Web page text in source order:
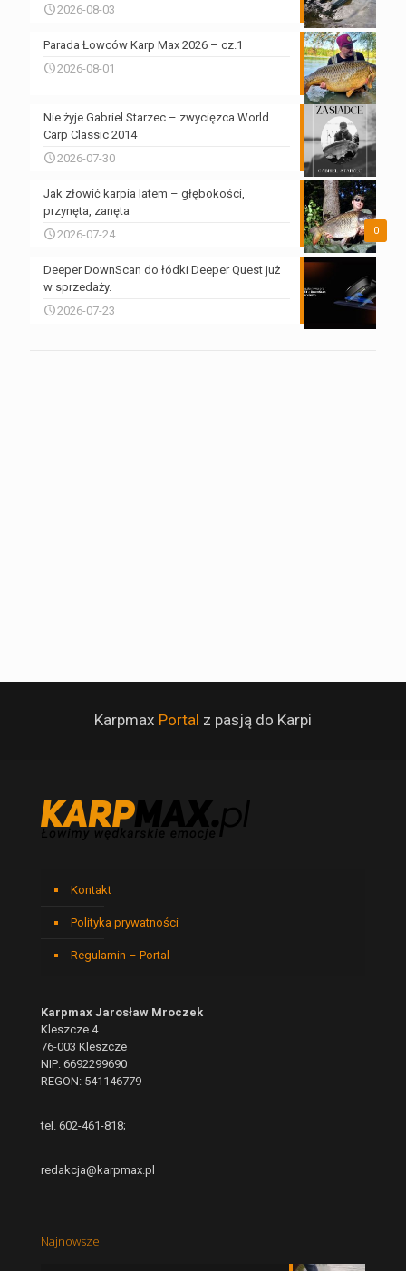
2026-08-03
Parada Łowców Karp Max 2026 – cz.1
2026-08-01
Nie żyje Gabriel Starzec – zwycięzca World
Carp Classic 2014
2026-07-30
0
Jak złowić karpia latem – głębokości,
przynęta, zanęta
2026-07-24
Deeper DownScan do łódki Deeper Quest już
w sprzedaży.
2026-07-23
Karpmax Portal z pasją do Karpi
Kontakt
Polityka prywatności
Regulamin – Portal
Karpmax Jarosław Mroczek
Kleszcze 4
76-003 Kleszcze
NIP: 6692299690
REGON: 541146779
tel. 602-461-818;
redakcja@karpmax.pl
Najnowsze